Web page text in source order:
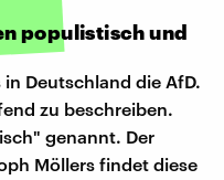
populistisch und
Deutschland die AfD.
zu beschreiben.
genannt. Der
Möllers findet diese